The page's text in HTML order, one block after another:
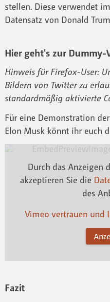
stellen. Diese verwendet
Datensatz von Donald
Hier geht's zur Dummy-
Hinweis für Firefox-User:
Bildern von Twitter zu
standardmäßig aktivierte
Für eine Demonstration
Elon Musk könnt ihr euch
Durch das Anzeigen
akzeptieren Sie die
des
Vimeo vertrauen und
Fazit